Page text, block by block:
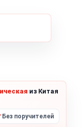
из Китая
Без поручителей